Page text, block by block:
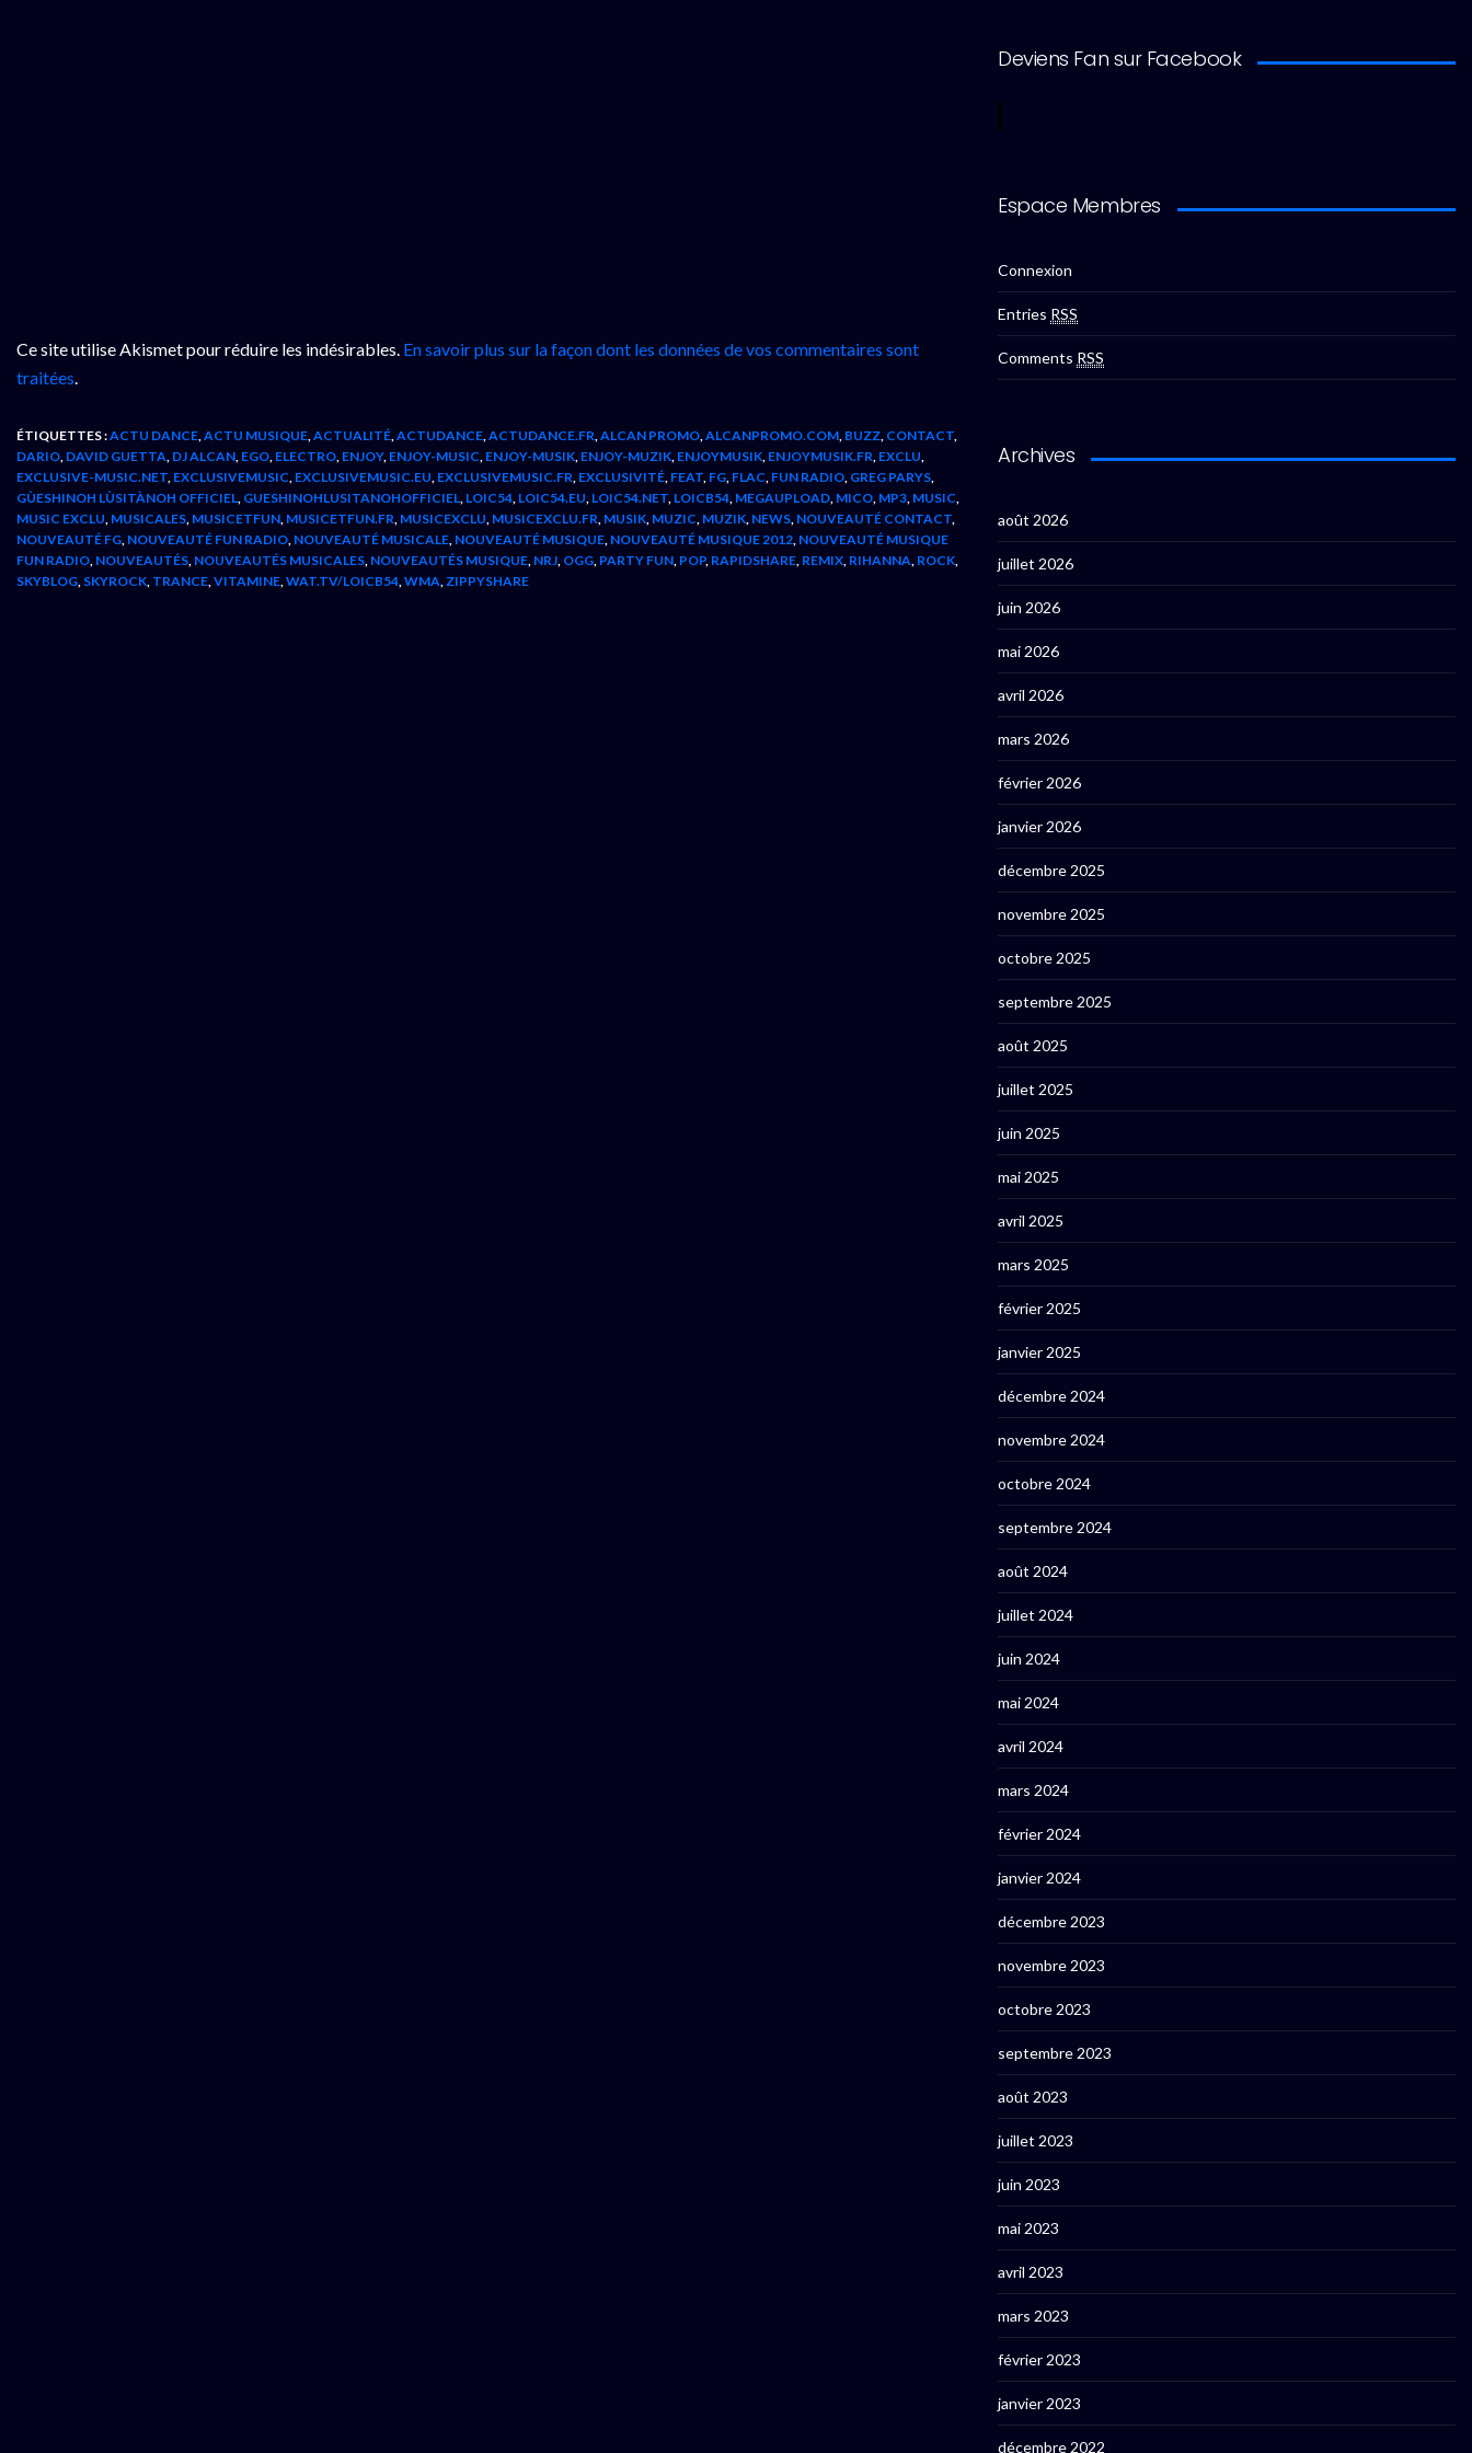
Ce site utilise Akismet pour réduire les indésirables. En savoir plus sur la façon dont les données de vos commentaires sont
traitées.
ÉTIQUETTES :ACTU DANCE ACTU MUSIQUE ACTUALITÉ ACTUDANCE ACTUDANCE.FR ALCAN PROMO ALCANPROMO.COM BUZZ CONTACT
DARIO DAVID GUETTA DJ ALCAN EGO ELECTRO ENJOY, ENJOY-MUSIC ENJOY-MUSIK ENJOY-MUZIK ENJOYMUSIK ENJOYMUSIK.FR EXCLU
EXCLUSIVE-MUSIC.NET EXCLUSIVEMUSIC EXCLUSIVEMUSIC.EU EXCLUSIVEMUSIC.FR EXCLUSIVITÉ FEAT FG FLAC FUN RADIO GREG PARYS
GÙESHINOH LÙSITÀNOH OFFICIEL GUESHINOHLUSITANOHOFFICIEL LOIC54 LOIC54.EU LOIC54.NET LOICB54 MEGAUPLOAD MICO MP3 MUSIC
MUSIC EXCLU MUSICALES MUSICETFUN MUSICETFUN.FR MUSICEXCLU MUSICEXCLU.FR MUSIK MUZIC MUZIK NEWS NOUVEAUTÉ CONTACT
NOUVEAUTÉ FG NOUVEAUTÉ FUN RADIO NOUVEAUTÉ MUSICALE NOUVEAUTÉ MUSIQUE NOUVEAUTÉ MUSIQUE 2012 NOUVEAUTÉ MUSIQUE
FUN RADIO NOUVEAUTÉS NOUVEAUTÉS MUSICALES NOUVEAUTÉS MUSIQUE NRJ OGG PARTY FUN POP, RAPIDSHARE REMIX RIHANNA ROCK
SKYBLOG SKYROCK TRANCE VITAMINE WAT.TV/LOICB54 WMA ZIPPYSHARE
Deviens Fan sur Facebook
Espace Membres
Connexion
Entries RSS
Comments RSS
Archives
août 2026
juillet 2026
juin 2026
mai 2026
avril 2026
mars 2026
février 2026
janvier 2026
décembre 2025
novembre 2025
octobre 2025
septembre 2025
août 2025
juillet 2025
juin 2025
mai 2025
avril 2025
mars 2025
février 2025
janvier 2025
décembre 2024
novembre 2024
octobre 2024
septembre 2024
août 2024
juillet 2024
juin 2024
mai 2024
avril 2024
mars 2024
février 2024
janvier 2024
décembre 2023
novembre 2023
octobre 2023
septembre 2023
août 2023
juillet 2023
juin 2023
mai 2023
avril 2023
mars 2023
février 2023
janvier 2023
décembre 2022